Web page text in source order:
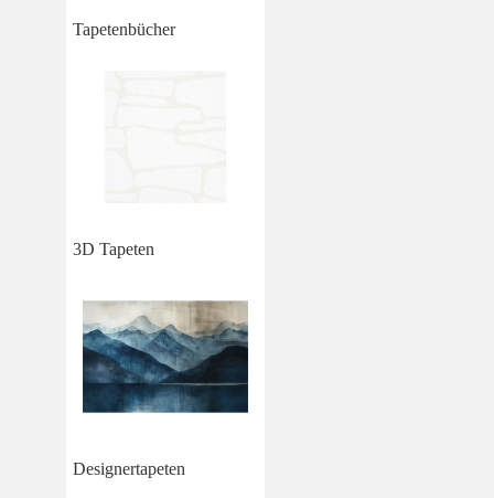
Tapetenbücher
3D Tapeten
Designertapeten